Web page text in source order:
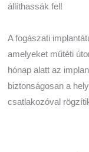
állíthassák fel!
A fogászati
amelyeket műtéti
hónap alatt az
biztonságosan a
csatlakozóval